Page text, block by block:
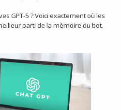
GPT-5 ? Voici exactement où les
parti de la mémoire du bot.